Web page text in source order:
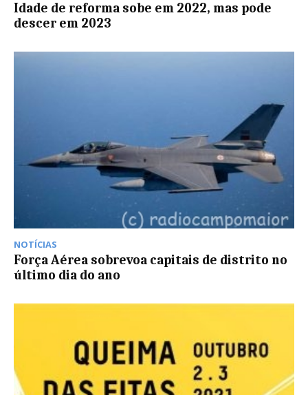
Idade de reforma sobe em 2022, mas pode
descer em 2023
NOTÍCIAS
Força Aérea sobrevoa capitais de distrito no
último dia do ano